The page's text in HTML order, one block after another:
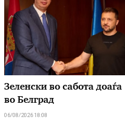
Зеленски во сабота доаѓа
во Белград
06/08/2026 18:08